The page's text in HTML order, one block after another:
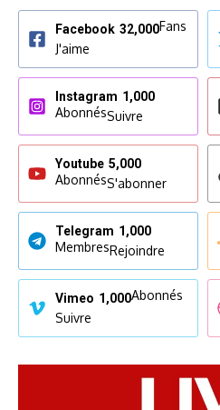
Facebook 32,000Fans
J'aime
Instagram 1,000
AbonnésSuivre
Youtube 5,000
AbonnésS'abonner
Telegram 1,000
MembresRejoindre
Vimeo 1,000Abonnés
Suivre